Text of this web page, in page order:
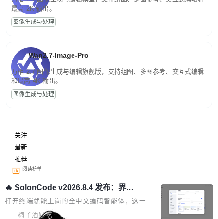
最高 2K 输出。
图像生成与处理
Wan2.7-Image-Pro
万相 2.7 图像生成与编辑旗舰版，支持组图、多图参考、交互式编辑
和最高 4K 输出。
图像生成与处理
关注
最新
推荐
阅读榜单
🔥 SolonCode v2026.8.4 发布：界面
字体可调、22 种语言、记忆搜索增强
打开终端就能上岗的全中文编码智能体，这一轮
把「看得清、用母语、记得住」三件事一次补
梅子酒好吃